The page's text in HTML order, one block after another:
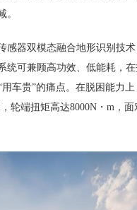
。
感器双模态融合地形识别技
统可兼顾高功效、低能耗，
车贵”的痛点。在脱困能力
轮端扭矩高达8000N・m，